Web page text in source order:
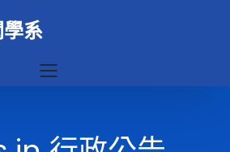
系